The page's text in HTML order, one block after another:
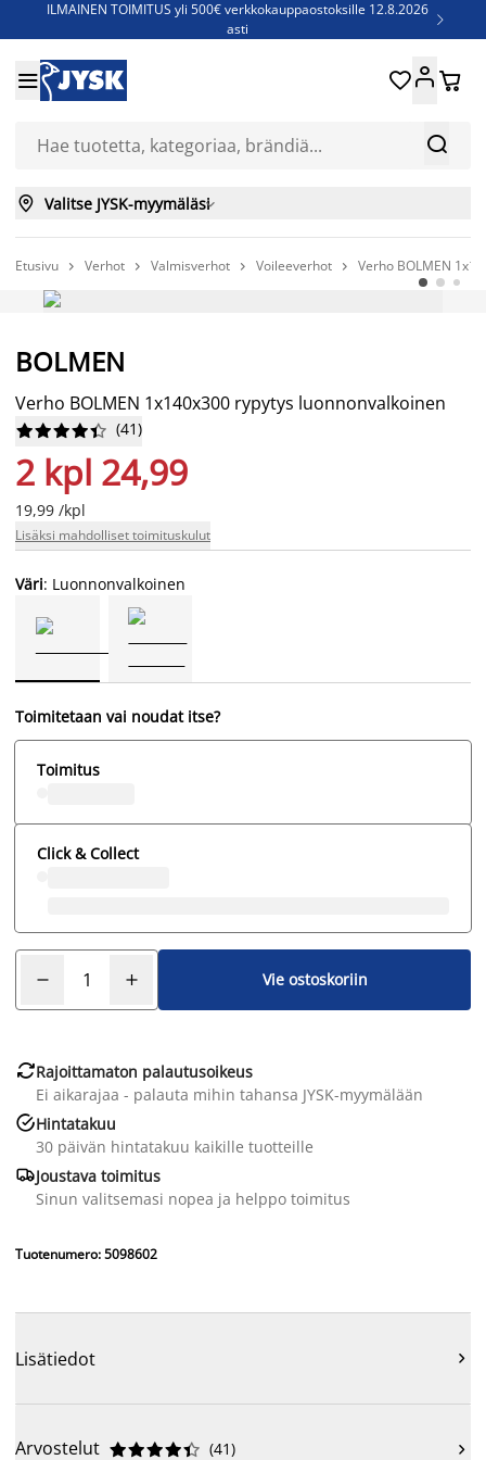
ILMAINEN TOIMITUS yli 500€ verkkokauppaostoksille 12.8.2026
asti

Jenkkisänkyjä - Säästä jopa 60%


 
 Valitse JYSK-myymäläsi
Etusivu  Verhot  Valmisverhot  Voileeverhot  Verho BOLMEN
BOLMEN
Verho BOLMEN 1x140x300 rypytys luonnonvalkoinen





 (41)
2 kpl 24,99
19,99 /kpl
Lisäksi mahdolliset toimituskulut
Väri: Luonnonvalkoinen
Toimitetaan vai noudat itse?
Toimitus
Click & Collect
Vie ostoskoriin
Rajoittamaton palautusoikeus
Ei aikarajaa - palauta mihin tahansa JYSK-myymälään
Hintatakuu
30 päivän hintatakuu kaikille tuotteille
Joustava toimitus
Sinun valitsemasi nopea ja helppo toimitus
Tuotenumero: 5098602
Lisätiedot 
Arvostelut 




 (41) 